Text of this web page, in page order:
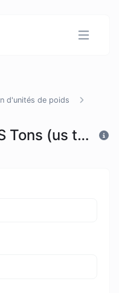
d'unités de poids
Milligrams (mg) to US Tons (us ton)